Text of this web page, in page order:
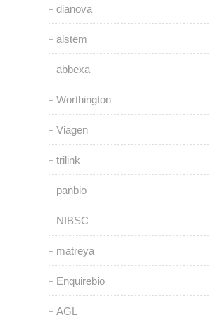
dianova
alstem
abbexa
Worthington
Viagen
trilink
panbio
NIBSC
matreya
Enquirebio
AGL